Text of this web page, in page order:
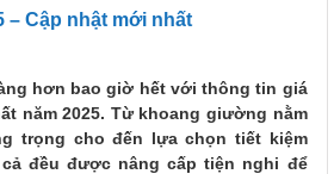
– Cập nhật mới nhất
hơn bao giờ hết với thông tin giá
năm 2025. Từ khoang giường nằm
trọng cho đến lựa chọn tiết kiệm
đều được nâng cấp tiện nghi để